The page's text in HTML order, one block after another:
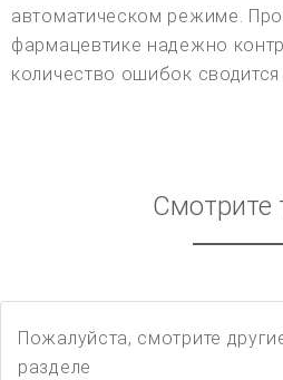
автоматическом режиме.
фармацевтике надежно
количество ошибок
Смотрите
Пожалуйста, смотрите
разделе